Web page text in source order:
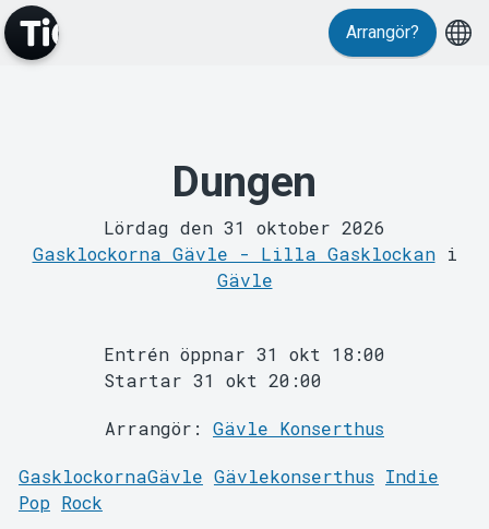
Evenemang
MyTickster
Arrangör?
Dungen
Lördag den 31 oktober 2026
Gasklockorna Gävle - Lilla Gasklockani
Gävle
Entrén öppnar 31 okt 18:00
Startar 31 okt 20:00
Arrangör: Gävle Konserthus
GasklockornaGävle Gävlekonserthus Indie
Pop Rock